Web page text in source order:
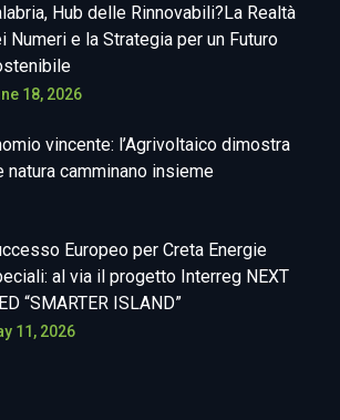
Hub delle Rinnovabili?La Realtà
Numeri e la Strategia per un Futuro
18, 2026
vincente: l’Agrivoltaico dimostra
natura camminano insieme
Europeo per Creta Energie
al via il progetto Interreg NEXT
“SMARTER ISLAND”
11, 2026